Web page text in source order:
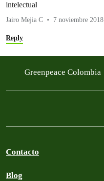
intelectual
Jairo Mejia C 7 noviembre 2018
Reply
Greenpeace Colombia
Contacto
Blog